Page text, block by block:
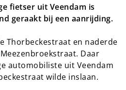
fietser uit Veendam is
geraakt bij een aanrijding.
Thorbeckestraat en naderde
Daar
automobiliste uit Veendam
wilde inslaan.